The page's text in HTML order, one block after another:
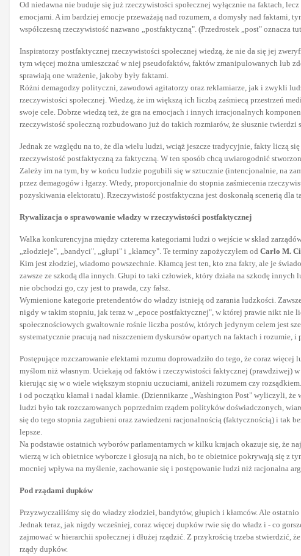
Od niedawna nie buduje się już rzeczywistości społecznej wyłącznie na faktach,
emocjami. A im bardziej emocje przeważają nad rozumem, a domysły nad faktami,
współczesną rzeczywistość nazwano „postfaktyczną". (Przedrostek „post" oznacza
Inspiratorzy postfaktycznej rzeczywistości społecznej wiedzą, że nie da się jej
tym więcej można umieszczać w niej pseudofaktów, faktów zmanipulowanych lub
sprawiają one wrażenie, jakoby były faktami.
Różni demagodzy polityczni, zawodowi agitatorzy oraz reklamiarze, jak i zwykli
rzeczywistości społecznej. Wiedzą, że im większą ich liczbą zaśmiecą przestrzeń
swoje cele. Dobrze wiedzą też, że gra na emocjach i innych irracjonalnych
rzeczywistość społeczną rozbudowano już do takich rozmiarów, że słusznie
Jednak ze względu na to, że dla wielu ludzi, wciąż jeszcze tradycyjnie, fakty liczą
rzeczywistość postfaktyczną za faktyczną. W ten sposób chcą uwiarogodnić
Zależy im na tym, by w końcu ludzie pogubili się w sztucznie (intencjonalnie, na
przez demagogów i łgarzy. Wtedy, proporcjonalnie do stopnia zaśmiecenia
pozyskiwania elektoratu). Rzeczywistość postfaktyczna jest doskonałą scenerią dla
Rywalizacja o sprawowanie władzy w rzeczywistości postfaktycznej
Walka konkurencyjna między czterema kategoriami ludzi o wejście w skład
„złodzieje", „bandyci", „głupi" i „kłamcy". Te terminy zapożyczyłem od Carlo M.
Kim jest złodziej, wiadomo powszechnie. Kłamcą jest ten, kto zna fakty, ale je
zawsze ze szkodą dla innych. Głupi to taki człowiek, który działa na szkodę
nie obchodzi go, czy jest to prawda, czy fałsz.
Wymienione kategorie pretendentów do władzy istnieją od zarania ludzkości.
nigdy w takim stopniu, jak teraz w „epoce postfaktycznej", w której prawie nikt nie
społecznościowych gwałtownie rośnie liczba postów, których jedynym celem jest
systematycznie pracują nad niszczeniem dyskursów opartych na faktach i rozumie,
Postępujące rozczarowanie efektami rozumu doprowadziło do tego, że coraz
myślom niż własnym. Uciekają od faktów i rzeczywistości faktycznej (prawdziwej)
kierując się w o wiele większym stopniu uczuciami, aniżeli rozumem czy
i od początku kłamał i nadal kłamie. (Dziennikarze „Washington Post" wyliczyli,
ludzi było tak rozczarowanych poprzednim rządem polityków doświadczonych,
się do tego stopnia zagubieni oraz zawiedzeni racjonalnością (faktycznością) i tak
lepsze.
Na podstawie ostatnich wyborów parlamentarnych w kilku krajach okazuje się, że
wierzą w ich obietnice wyborcze i głosują na nich, bo te obietnice pokrywają się z
mocniej wpływa na myślenie, zachowanie się i postępowanie ludzi niż racjonalna
Pod rządami dupków
Przyzwyczailiśmy się do władzy złodziei, bandytów, głupich i kłamców. Ale
Jednak teraz, jak nigdy wcześniej, coraz więcej dupków rwie się do władz i - co
zajmować w hierarchii społecznej i dłużej rządzić. Z przykrością trzeba stwierdzić,
rządy dupków.